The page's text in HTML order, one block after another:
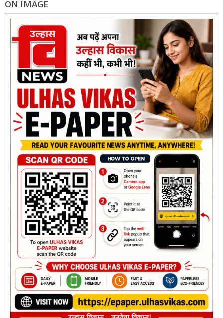
ON IMAGE